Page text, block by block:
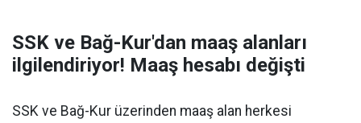
SSK ve Bağ-Kur'dan maaş alanları
ilgilendiriyor! Maaş hesabı değişti
SSK ve Bağ-Kur üzerinden maaş alan herkesi